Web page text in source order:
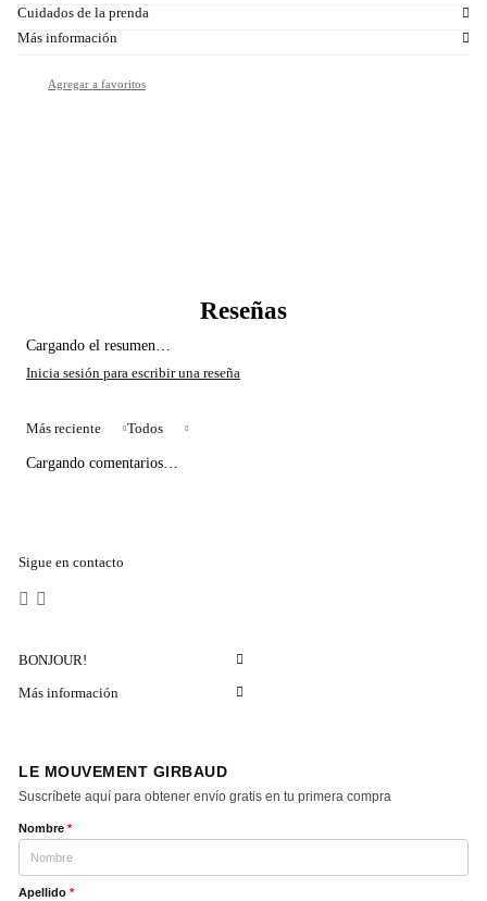
Cuidados de la prenda
Más información
Cargando el resumen…
Más reciente Todos
Cargando comentarios…
Sigue en contacto
BONJOUR!
Más información
LE MOUVEMENT GIRBAUD
Suscríbete aquí para obtener envío gratis en tu primera compra
Nombre *
Apellido *